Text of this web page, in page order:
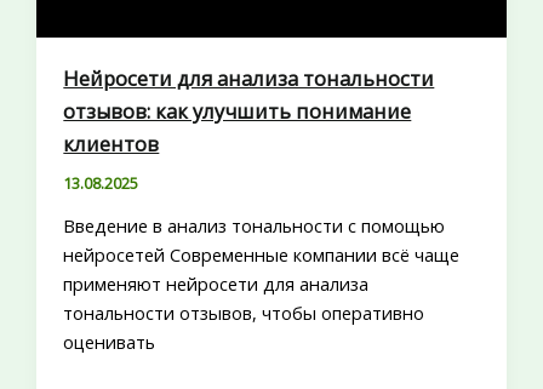
Нейросети для анализа тональности
отзывов: как улучшить понимание
клиентов
13.08.2025
Введение в анализ тональности с помощью
нейросетей Современные компании всё чаще
применяют нейросети для анализа
тональности отзывов, чтобы оперативно
оценивать